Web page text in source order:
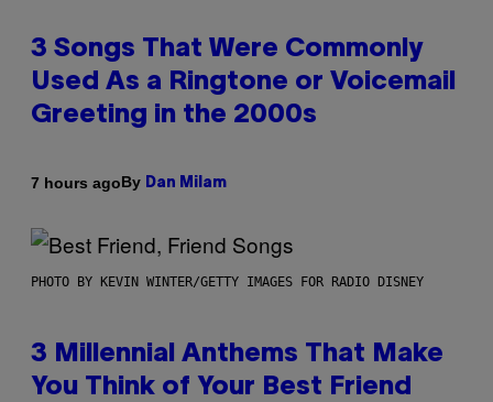
3 Songs That Were Commonly
Used As a Ringtone or Voicemail
Greeting in the 2000s
7 hours agoBy Dan Milam
PHOTO BY KEVIN WINTER/GETTY IMAGES FOR RADIO DISNEY
3 Millennial Anthems That Make
You Think of Your Best Friend